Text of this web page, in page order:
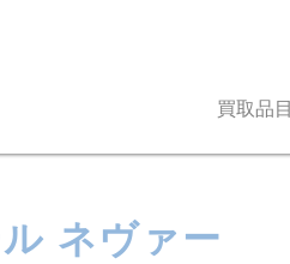
買取品目
ネヴァー